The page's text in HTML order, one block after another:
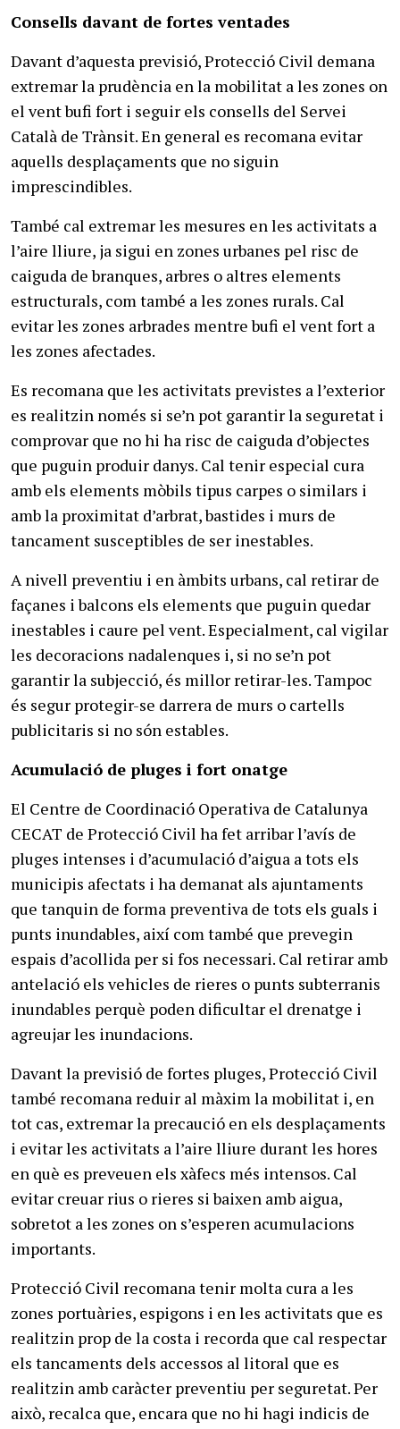
Consells davant de fortes ventades
Davant d’aquesta previsió, Protecció Civil demana
extremar la prudència en la mobilitat a les zones on
el vent bufi fort i seguir els consells del Servei
Català de Trànsit. En general es recomana evitar
aquells desplaçaments que no siguin
imprescindibles.
També cal extremar les mesures en les activitats a
l’aire lliure, ja sigui en zones urbanes pel risc de
caiguda de branques, arbres o altres elements
estructurals, com també a les zones rurals. Cal
evitar les zones arbrades mentre bufi el vent fort a
les zones afectades.
Es recomana que les activitats previstes a l’exterior
es realitzin només si se’n pot garantir la seguretat i
comprovar que no hi ha risc de caiguda d’objectes
que puguin produir danys. Cal tenir especial cura
amb els elements mòbils tipus carpes o similars i
amb la proximitat d’arbrat, bastides i murs de
tancament susceptibles de ser inestables.
A nivell preventiu i en àmbits urbans, cal retirar de
façanes i balcons els elements que puguin quedar
inestables i caure pel vent. Especialment, cal vigilar
les decoracions nadalenques i, si no se’n pot
garantir la subjecció, és millor retirar-les. Tampoc
és segur protegir-se darrera de murs o cartells
publicitaris si no són estables.
Acumulació de pluges i fort onatge
El Centre de Coordinació Operativa de Catalunya
CECAT de Protecció Civil ha fet arribar l’avís de
pluges intenses i d’acumulació d’aigua a tots els
municipis afectats i ha demanat als ajuntaments
que tanquin de forma preventiva de tots els guals i
punts inundables, així com també que prevegin
espais d’acollida per si fos necessari. Cal retirar amb
antelació els vehicles de rieres o punts subterranis
inundables perquè poden dificultar el drenatge i
agreujar les inundacions.
Davant la previsió de fortes pluges, Protecció Civil
també recomana reduir al màxim la mobilitat i, en
tot cas, extremar la precaució en els desplaçaments
i evitar les activitats a l’aire lliure durant les hores
en què es preveuen els xàfecs més intensos. Cal
evitar creuar rius o rieres si baixen amb aigua,
sobretot a les zones on s’esperen acumulacions
importants.
Protecció Civil recomana tenir molta cura a les
zones portuàries, espigons i en les activitats que es
realitzin prop de la costa i recorda que cal respectar
els tancaments dels accessos al litoral que es
realitzin amb caràcter preventiu per seguretat. Per
això, recalca que, encara que no hi hagi indicis de